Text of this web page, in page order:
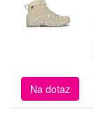
Na dotaz